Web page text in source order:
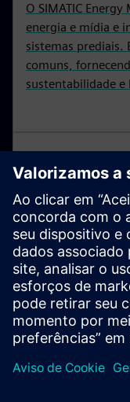
O SIMATIC
energia e mídia e
sistemas prediais.
comuns,
sustentabilidade e
SIMATIC
Os controladores
para soluções
integradas de
controladores
versões padrão e